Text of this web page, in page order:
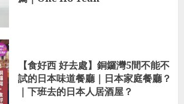
【食好西 好去處】銅鑼灣5間不能不
試的日本味道餐廳｜日本家庭餐廳？
｜下班去的日本人居酒屋？